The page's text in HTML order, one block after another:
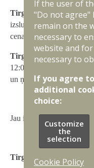
Tirgus izpētes mērķis:
izsludināšanas
cenas minētā iepirkuma
Tirgus izpētes
12:00 (pēc minētā
un ņemta vērā).
Jau iepriekš pateicamies
Tirgus izpētes
If the user of
"Do not agree"
remain on the
necessary to
website and
necessary to
If you agree
additional
choice:
Customize
the
selection
Cookie Policy